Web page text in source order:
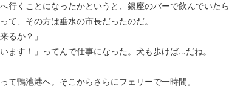
行くことになったかというと、銀座のバーで飲んでいたら
て、その方は垂水の市長だったのだ。
るか？」
ます！」ってんで仕事になった。犬も歩けば…だね。
て鴨池港へ。そこからさらにフェリーで一時間。